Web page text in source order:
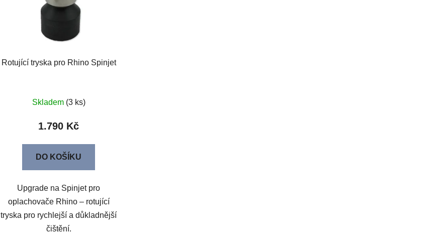
Rotující tryska pro Rhino Spinjet
Skladem (3 ks)
1.790 Kč
DO KOŠÍKU
Upgrade na Spinjet pro
oplachovače Rhino – rotující
tryska pro rychlejší a důkladnější
čištění.